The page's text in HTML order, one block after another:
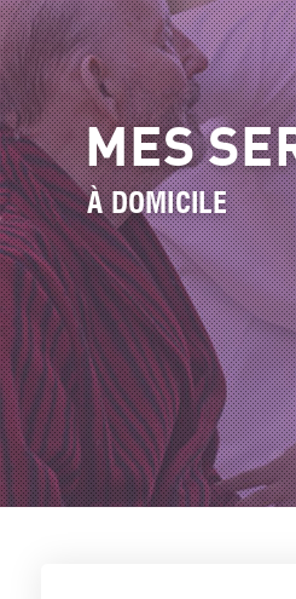
MES
À DOMICILE